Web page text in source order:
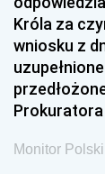
1987
1984
1981
1978
1975
Króla za
wniosku z
Monitor